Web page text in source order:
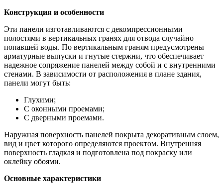
Конструкция и особенности
Эти панели изготавливаются с декомпрессионными
полостями в вертикальных гранях для отвода случайно
попавшей воды. По вертикальным граням предусмотрены
арматурные выпуски и гнутые стержни, что обеспечивает
надежное сопряжение панелей между собой и с внутренними
стенами. В зависимости от расположения в плане здания,
панели могут быть:
Глухими;
С оконными проемами;
С дверными проемами.
Наружная поверхность панелей покрыта декоративным слоем,
вид и цвет которого определяются проектом. Внутренняя
поверхность гладкая и подготовлена под покраску или
оклейку обоями.
Основные характеристики